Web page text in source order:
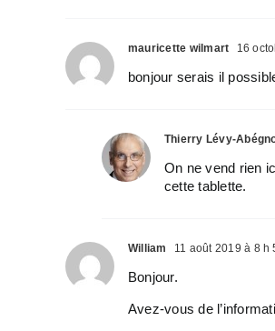
mauricette wilmart 16
bonjour serais il
Thierry Lévy-
On ne vend rien
cette tablette.
William 11 août 2019 à 8 h
Bonjour.
Avez-vous de